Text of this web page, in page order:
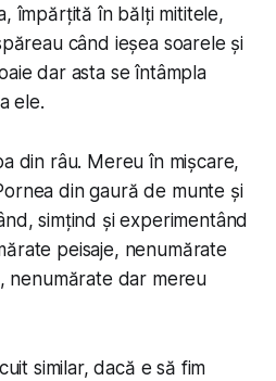
împărțită în bălți mititele,
când ieșea soarele și
dar asta se întâmpla
ele.
din râu. Mereu în mișcare,
din gaură de munte și
simțind și experimentând
peisaje, nenumărate
nenumărate dar mereu
similar, dacă e să fim